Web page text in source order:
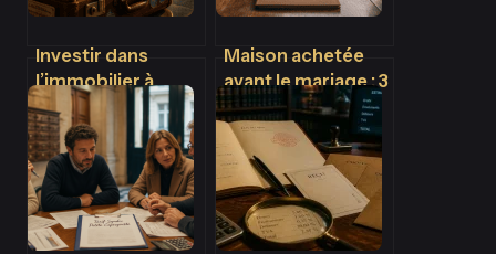
Investir dans
l’immobilier à
l’étranger :
opportunités de
rendement ou
pièges
administratifs ?
Maison achetée
avant le mariage : 3
risques majeurs
en l’absence de
contrat